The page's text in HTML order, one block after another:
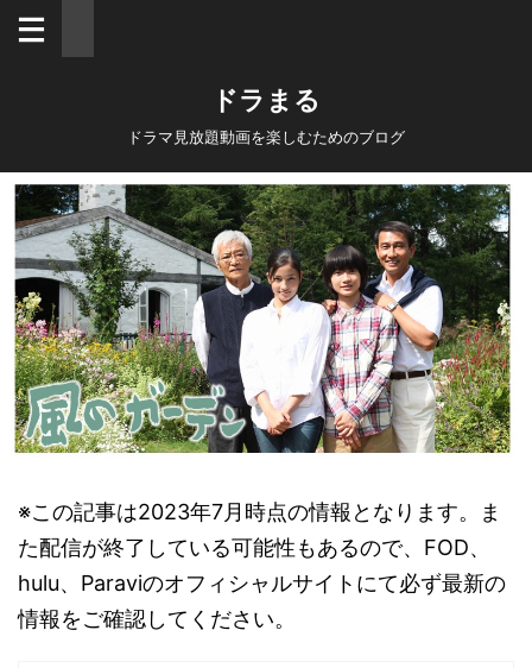
ドラまる
ドラマ見放題動画を楽しむためのブログ
※この記事は2023年7月時点の情報となります。ま
た配信が終了している可能性もあるので、FOD、
hulu、Paraviのオフィシャルサイトにて必ず最新の
情報をご確認してください。